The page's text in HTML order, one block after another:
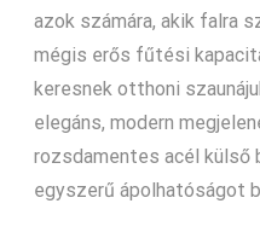
azok számára, akik falra
mégis erős fűtési
keresnek otthoni
elegáns, modern
rozsdamentes acél
egyszerű ápolhatóságot